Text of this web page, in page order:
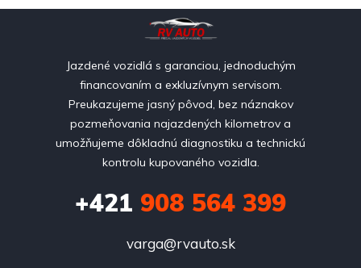
Jazdené vozidlá s garanciou, jednoduchým
financovaním a exkluzívnym servisom.
Preukazujeme jasný pôvod, bez náznakov
pozmeňovania najazdených kilometrov a
umožňujeme dôkladnú diagnostiku a technickú
kontrolu kupovaného vozidla.
+421 908 564 399
varga@rvauto.sk